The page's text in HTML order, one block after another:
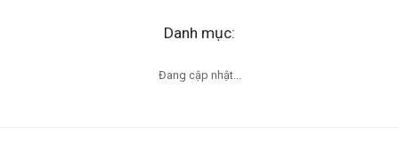
Danh mục:
Đang cập nhật...